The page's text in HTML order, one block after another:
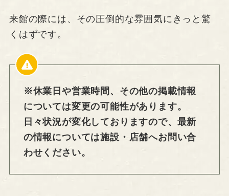
来館の際には、その圧倒的な雰囲気にきっと驚
くはずです。
※休業日や営業時間、その他の掲載情報
については変更の可能性があります。
日々状況が変化しておりますので、最新
の情報については施設・店舗へお問い合
わせください。